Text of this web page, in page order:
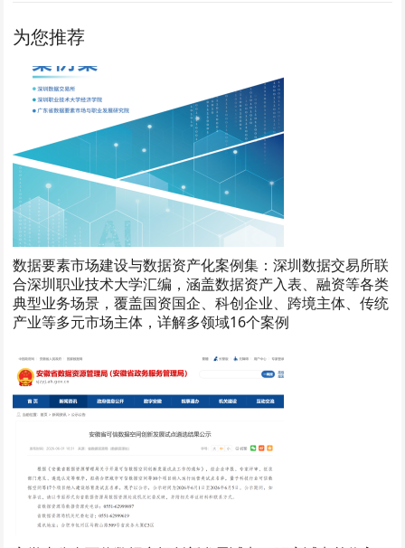
为您推荐
数据要素市场建设与数据资产化案例集：深圳数据交易所联
合深圳职业技术大学汇编，涵盖数据资产入表、融资等各类
典型业务场景，覆盖国资国企、科创企业、跨境主体、传统
产业等多元市场主体，详解多领域16个案例